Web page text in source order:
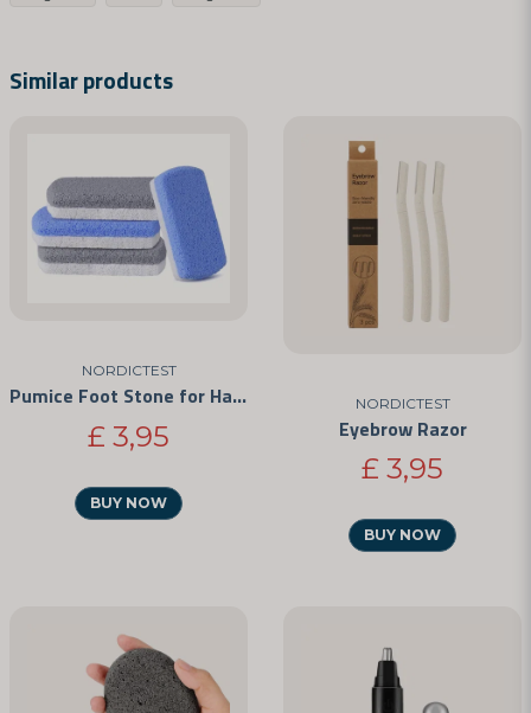
Similar products
NORDICTEST
Pumice Foot Stone for Hard Skin and Calluses
£ 3,95
BUY NOW
NORDICTEST
Eyebrow Razor
£ 3,95
BUY NOW
Name
Email address
Yes, you can publish my question